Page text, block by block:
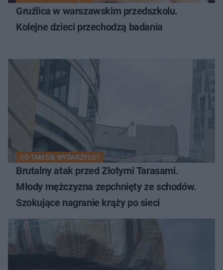
Gruźlica w warszawskim przedszkolu.
Kolejne dzieci przechodzą badania
CO TAM SIĘ WYDARZYŁO?
Brutalny atak przed Złotymi Tarasami.
Młody mężczyzna zepchnięty ze schodów.
Szokujące nagranie krąży po sieci